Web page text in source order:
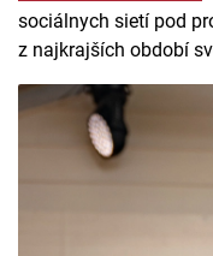
sociálnych sietí pod
z najkrajších období